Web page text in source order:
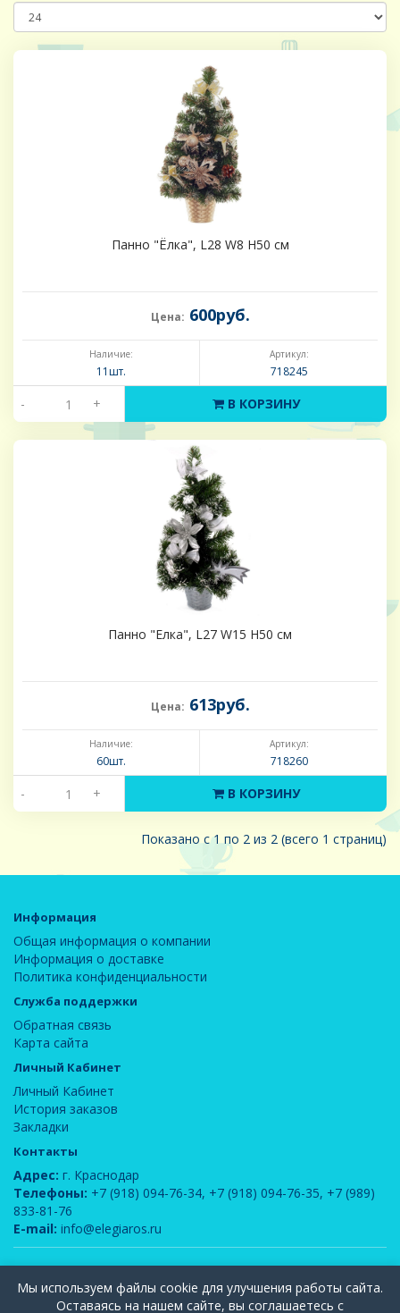
Панно "Ёлка", L28 W8 H50 см
Цена: 600руб.
Наличие:
11шт.
Артикул:
718245
- + В КОРЗИНУ
Панно "Елка", L27 W15 H50 см
Цена: 613руб.
Наличие:
60шт.
Артикул:
718260
- + В КОРЗИНУ
Показано с 1 по 2 из 2 (всего 1 страниц)
Информация
Общая информация о компании
Информация о доставке
Политика конфиденциальности
Служба поддержки
Обратная связь
Карта сайта
Личный Кабинет
Личный Кабинет
История заказов
Закладки
Контакты
Адрес: г. Краснодар
Телефоны: +7 (918) 094-76-34, +7 (918) 094-76-35, +7 (989)
833-81-76
E-mail: info@elegiaros.ru
Вся информация, содержащаяся на данном сайте, является интеллектуальной
собственностью компании ООО "Элегия-РОС" и защищена законом РФ об
Мы используем файлы cookie для улучшения работы сайта.
Оставаясь на нашем сайте, вы соглашаетесь с